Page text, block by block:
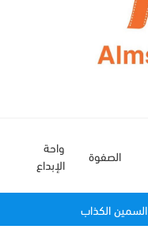
الصفوة
واحة
الإبداع
السمين الكذاب